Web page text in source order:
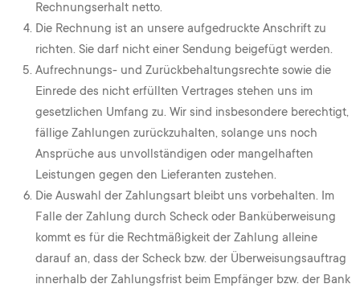
Rechnungserhalt netto.
Die Rechnung ist an unsere aufgedruckte Anschrift zu
richten. Sie darf nicht einer Sendung beigefügt werden.
Aufrechnungs- und Zurückbehaltungsrechte sowie die
Einrede des nicht erfüllten Vertrages stehen uns im
gesetzlichen Umfang zu. Wir sind insbesondere berechtigt,
fällige Zahlungen zurückzuhalten, solange uns noch
Ansprüche aus unvollständigen oder mangelhaften
Leistungen gegen den Lieferanten zustehen.
Die Auswahl der Zahlungsart bleibt uns vorbehalten. Im
Falle der Zahlung durch Scheck oder Banküberweisung
kommt es für die Rechtmäßigkeit der Zahlung alleine
darauf an, dass der Scheck bzw. der Überweisungsauftrag
innerhalb der Zahlungsfrist beim Empfänger bzw. der Bank